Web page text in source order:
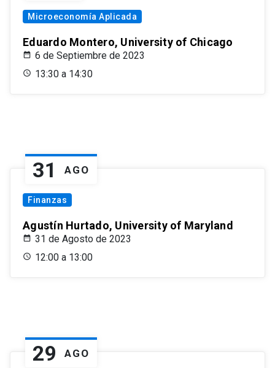
Microeconomía Aplicada
Eduardo Montero, University of Chicago
6 de Septiembre de 2023
13:30 a 14:30
31 AGO
Finanzas
Agustín Hurtado, University of Maryland
31 de Agosto de 2023
12:00 a 13:00
29 AGO